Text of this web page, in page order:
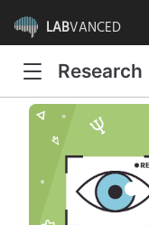
LABVANCED
Research